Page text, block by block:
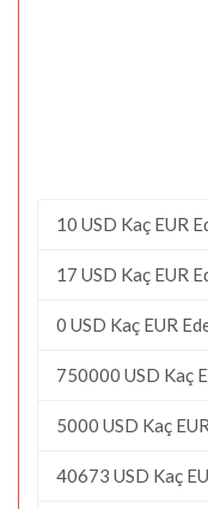
10 USD Kaç EUR
17 USD Kaç EUR
0 USD Kaç EUR
750000 USD Kaç
5000 USD Kaç
40673 USD Kaç